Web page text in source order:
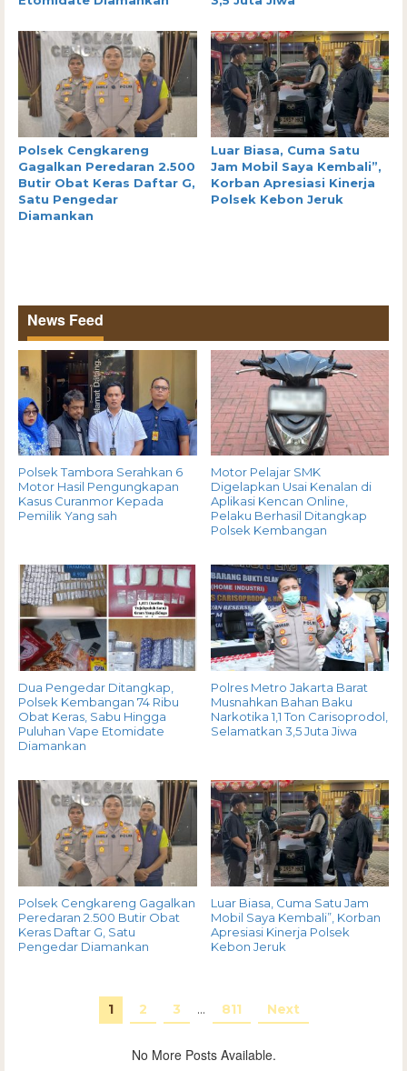
Polsek Cengkareng
Gagalkan Peredaran 2.500
Butir Obat Keras Daftar G,
Satu Pengedar
Diamankan
Luar Biasa, Cuma Satu
Jam Mobil Saya Kembali”,
Korban Apresiasi Kinerja
Polsek Kebon Jeruk
News Feed
Polsek Tambora Serahkan 6
Motor Hasil Pengungkapan
Kasus Curanmor Kepada
Pemilik Yang sah
Motor Pelajar SMK
Digelapkan Usai Kenalan di
Aplikasi Kencan Online,
Pelaku Berhasil Ditangkap
Polsek Kembangan
Dua Pengedar Ditangkap,
Polsek Kembangan 74 Ribu
Obat Keras, Sabu Hingga
Puluhan Vape Etomidate
Diamankan
Polres Metro Jakarta Barat
Musnahkan Bahan Baku
Narkotika 1,1 Ton Carisoprodol,
Selamatkan 3,5 Juta Jiwa
Polsek Cengkareng Gagalkan
Peredaran 2.500 Butir Obat
Keras Daftar G, Satu
Pengedar Diamankan
Luar Biasa, Cuma Satu Jam
Mobil Saya Kembali”, Korban
Apresiasi Kinerja Polsek
Kebon Jeruk
1 2 3 … 811 Next
No More Posts Available.